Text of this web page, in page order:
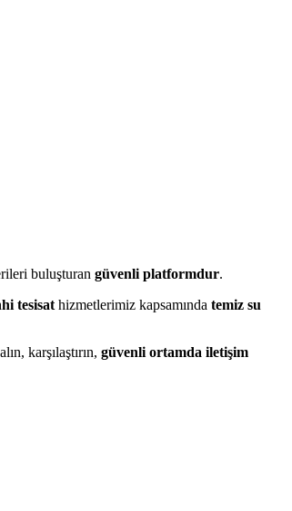
buluşturan güvenli platformdur.
tesisat hizmetlerimiz kapsamında temiz su
karşılaştırın, güvenli ortamda iletişim